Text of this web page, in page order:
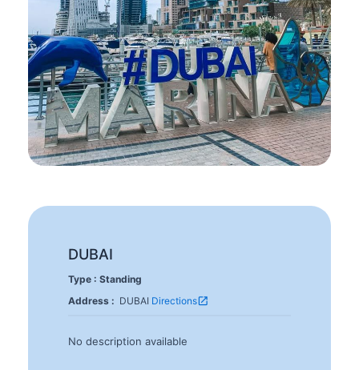
DUBAI
Type : Standing
Address : DUBAI Directionsopen_in_new
No description available